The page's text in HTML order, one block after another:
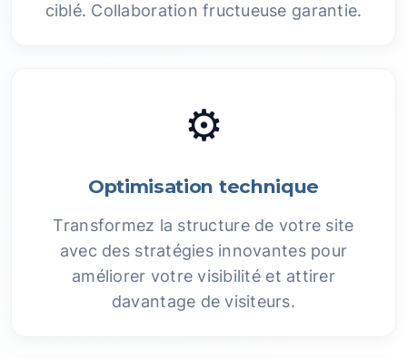
ciblé. Collaboration fructueuse garantie.
⚙️
Optimisation technique
Transformez la structure de votre site
avec des stratégies innovantes pour
améliorer votre visibilité et attirer
davantage de visiteurs.